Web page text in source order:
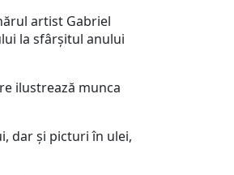
artist Gabriel
la sfârșitul anului
ilustrează munca
dar și picturi în ulei,